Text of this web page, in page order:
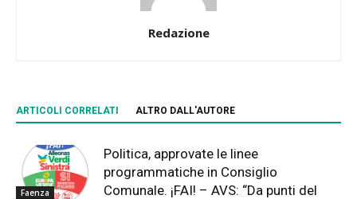
Redazione
ARTICOLI CORRELATI ALTRO DALL'AUTORE
Faenza
Politica, approvate le linee
programmatiche in Consiglio
Comunale. ¡FAI! – AVS: “Da punti del